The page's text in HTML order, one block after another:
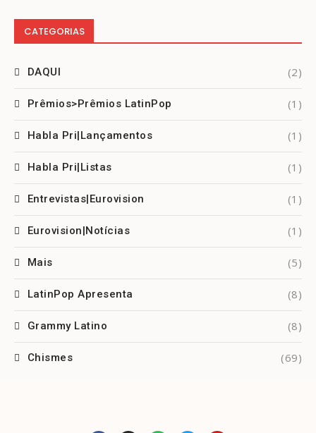
CATEGORIAS
DAQUI (2)
Prêmios>Prêmios LatinPop (1)
Habla Pri|Lançamentos (1)
Habla Pri|Listas (1)
Entrevistas|Eurovision (1)
Eurovision|Notícias (1)
Mais (5)
LatinPop Apresenta (8)
Grammy Latino (8)
Chismes (69)